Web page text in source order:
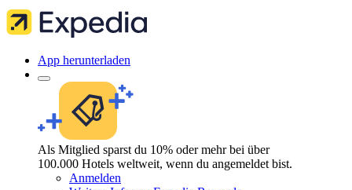
App herunterladen
Als Mitglied sparst du 10% oder mehr bei über
100.000 Hotels weltweit, wenn du angemeldet bist.
Anmelden